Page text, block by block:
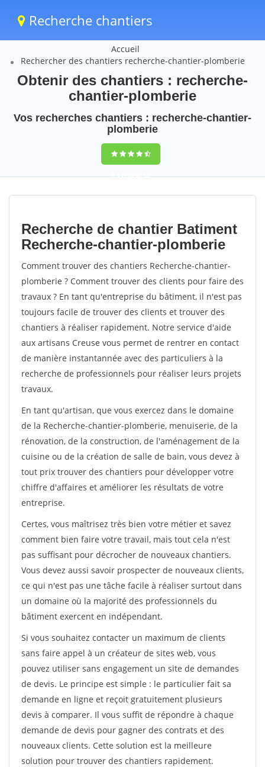
Recherche chantiers
Accueil
Rechercher des chantiers recherche-chantier-plomberie
Obtenir des chantiers : recherche-
chantier-plomberie
Vos recherches chantiers : recherche-chantier-
plomberie
9,5(100%)58
votes
Recherche de chantier Batiment
Recherche-chantier-plomberie
Comment trouver des chantiers Recherche-chantier-
plomberie ? Comment trouver des clients pour faire des
travaux ? En tant qu'entreprise du bâtiment, il n'est pas
toujours facile de trouver des clients et trouver des
chantiers à réaliser rapidement. Notre service d'aide
aux artisans Creuse vous permet de rentrer en contact
de manière instantannée avec des particuliers à la
recherche de professionnels pour réaliser leurs projets
travaux.
En tant qu'artisan, que vous exercez dans le domaine
de la Recherche-chantier-plomberie, menuiserie, de la
rénovation, de la construction, de l'aménagement de la
cuisine ou de la création de salle de bain, vous devez à
tout prix trouver des chantiers pour développer votre
chiffre d'affaires et améliorer les résultats de votre
entreprise.
Certes, vous maîtrisez très bien votre métier et savez
comment bien faire votre travail, mais tout cela n'est
pas suffisant pour décrocher de nouveaux chantiers.
Vous devez aussi savoir prospecter de nouveaux clients,
ce qui n'est pas une tâche facile à réaliser surtout dans
un domaine où la majorité des professionnels du
bâtiment exercent en indépendant.
Si vous souhaitez contacter un maximum de clients
sans faire appel à un créateur de sites web, vous
pouvez utiliser sans engagement un site de demandes
de devis. Le principe est simple : le particulier fait sa
demande en ligne et reçoit gratuitement plusieurs
devis à comparer. Il vous suffit de répondre à chaque
demande de devis pour gagner des contrats et des
nouveaux clients. Cette solution est la meilleure
solution pour trouver des chantiers rapidement.